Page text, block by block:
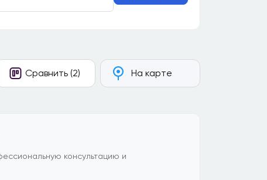
Сравнить (2) На карте
консультацию и